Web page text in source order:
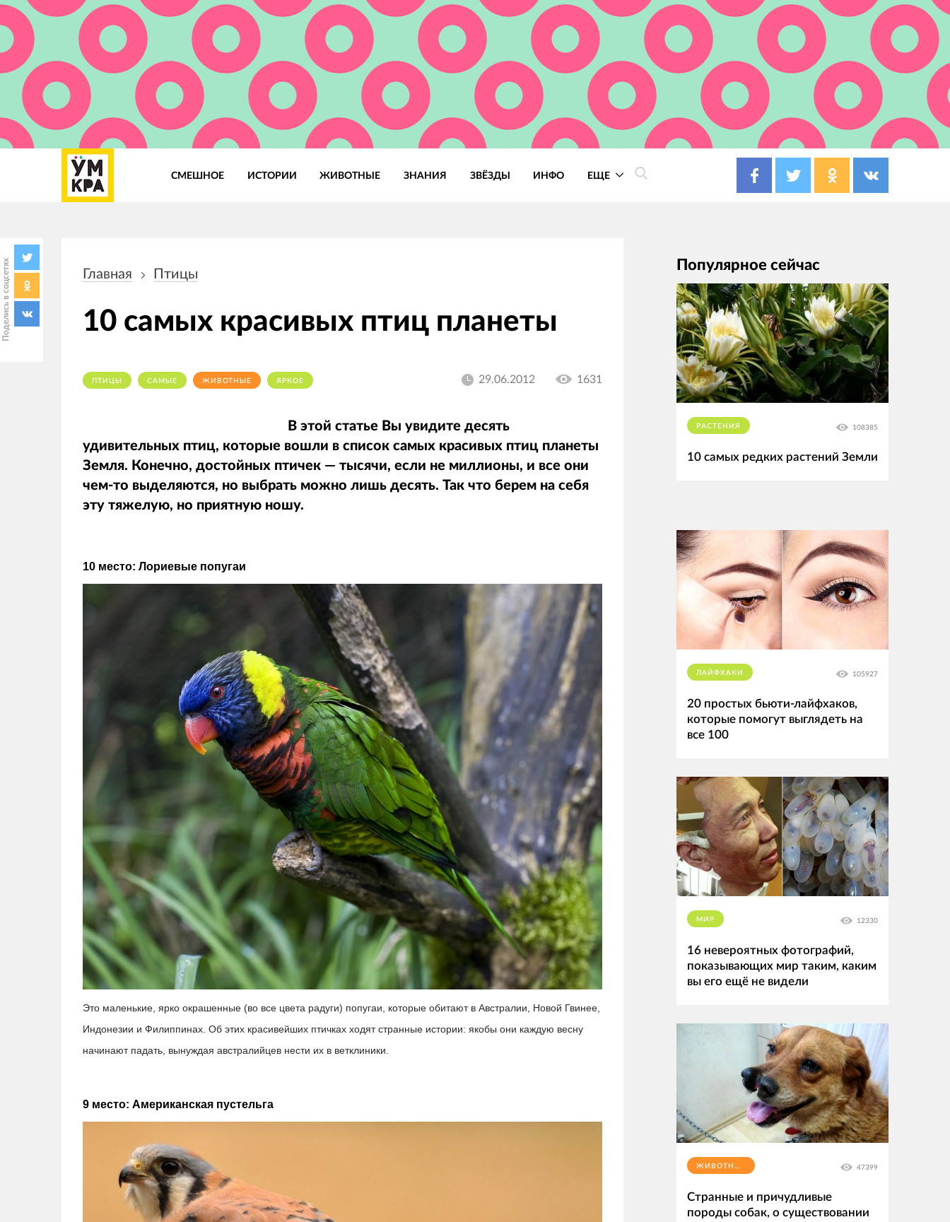
СМЕШНОЕ ИСТОРИИ ЖИВОТНЫЕ ЗНАНИЯ ЗВЁЗДЫ ИНФО ЕЩЕ
Поделись в соцсетях навигации
Главная Птицы
10 самых красивых птиц планеты
ПТИЦЫ САМЫЕ ЖИВОТНЫЕ ЯРКОЕ 29.06.2012 1631
В этой статье Вы увидите десять
удивительных птиц, которые вошли в список самых красивых птиц планеты
Земля. Конечно, достойных птичек — тысячи, если не миллионы, и все они
чем-то выделяются, но выбрать можно лишь десять. Так что берем на себя
эту тяжелую, но приятную ношу.
10 место: Лориевые попугаи
Это маленькие, ярко окрашенные (во все цвета радуги) попугаи, которые обитают в Австралии, Новой Гвинее,
Индонезии и Филиппинах. Об этих красивейших птичках ходят странные истории: якобы они каждую весну
начинают падать, вынуждая австралийцев нести их в ветклиники.
9 место: Американская пустельга
Популярное сейчас
РАСТЕНИЯ 108385
10 самых редких растений Земли
ЛАЙФХАКИ 105927
20 простых бьюти-лайфхаков,
которые помогут выглядеть на
все 100
МИР 12330
16 невероятных фотографий,
показывающих мир таким, каким
вы его ещё не видели
ЖИВОТНЫЕ 47399
Странные и причудливые
породы собак, о существовании